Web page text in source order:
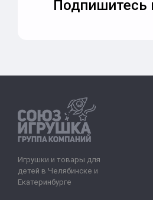
Подпишитесь
Игрушки и товары для
детей в Челябинске и
Екатеринбурге